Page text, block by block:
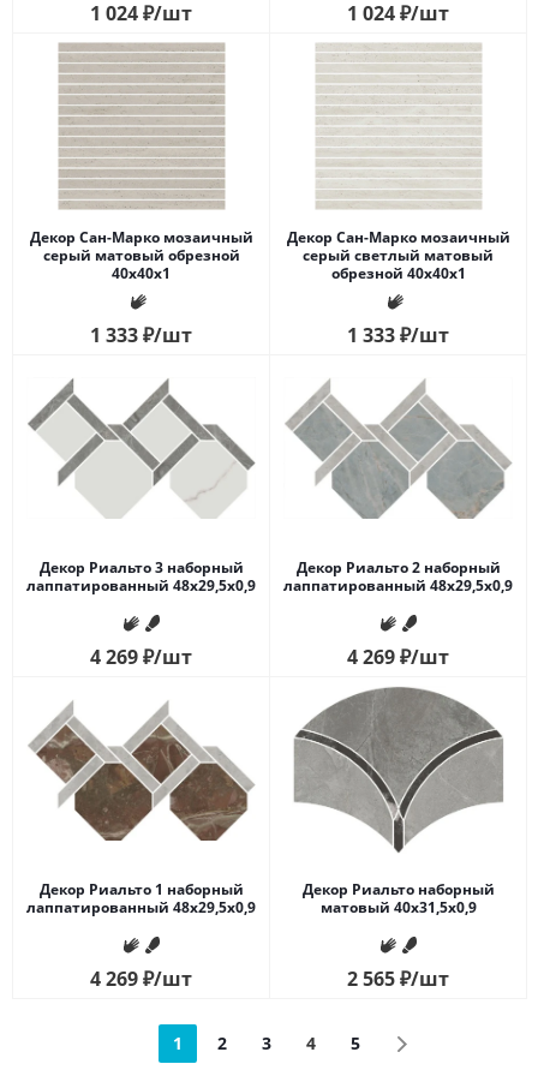
1 024₽/шт 1 024₽/шт
Декор Сан-Марко мозаичный
серый матовый обрезной
40x40x1
1 333₽/шт
Декор Сан-Марко мозаичный
серый светлый матовый
обрезной 40x40x1
1 333₽/шт
Декор Риальто 3 наборный
лаппатированный 48x29,5x0,9
4 269₽/шт
Декор Риальто 2 наборный
лаппатированный 48x29,5x0,9
4 269₽/шт
Декор Риальто 1 наборный
лаппатированный 48x29,5x0,9
4 269₽/шт
Декор Риальто наборный
матовый 40x31,5x0,9
2 565₽/шт
1 2 3 4 5